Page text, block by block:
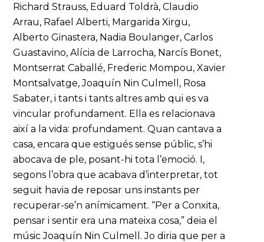
Richard Strauss, Eduard Toldrà, Claudio
Arrau, Rafael Alberti, Margarida Xirgu,
Alberto Ginastera, Nadia Boulanger, Carlos
Guastavino, Alícia de Larrocha, Narcís Bonet,
Montserrat Caballé, Frederic Mompou, Xavier
Montsalvatge, Joaquín Nin Culmell, Rosa
Sabater, i tants i tants altres amb qui es va
vincular profundament. Ella es relacionava
així a la vida: profundament. Quan cantava a
casa, encara que estigués sense públic, s’hi
abocava de ple, posant-hi tota l’emoció. I,
segons l’obra que acabava d’interpretar, tot
seguit havia de reposar uns instants per
recuperar-se’n anímicament. “Per a Conxita,
pensar i sentir era una mateixa cosa,” deia el
músic Joaquín Nin Culmell. Jo diria que per a